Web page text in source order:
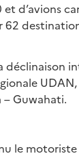
d’avions
62
déclinaison
UDAN,
Guwahati.
le motoriste